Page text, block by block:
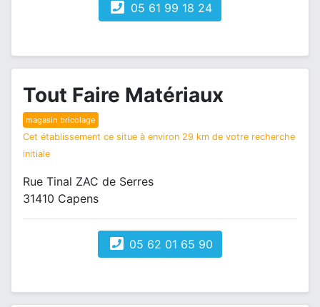
05 61 99 18 24
Tout Faire Matériaux
magasin bricolage
Cet établissement ce situe à environ 29 km de votre recherche
initiale
Rue Tinal ZAC de Serres
31410 Capens
05 62 01 65 90